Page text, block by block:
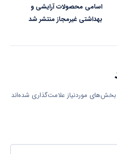
اسامی محصولات آرایشی و
بهداشتی غیرمجاز منتشر شد
بخش‌های موردنیاز علامت‌گذاری شده‌اند